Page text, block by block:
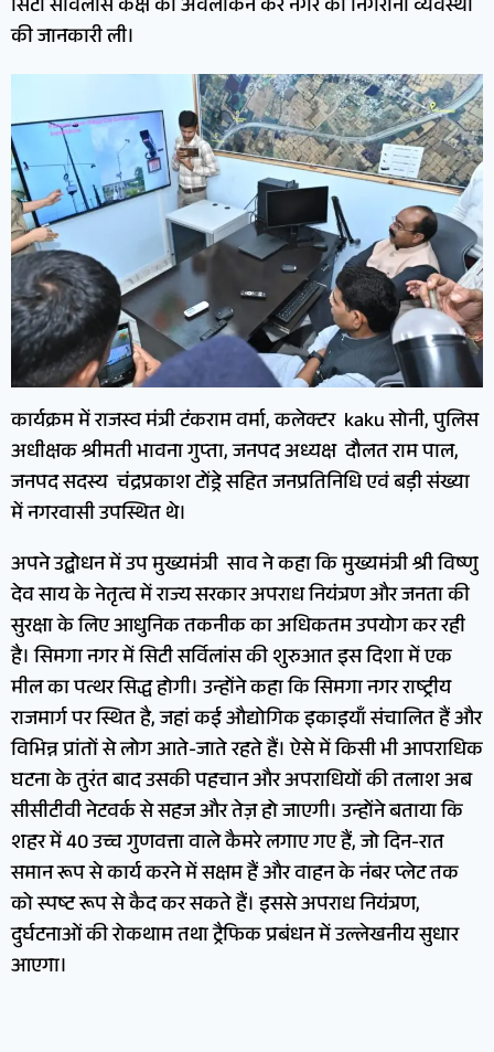
सिटी सर्विलांस कक्ष का अवलोकन कर नगर की निगरानी व्यवस्था
की जानकारी ली।
कार्यक्रम में राजस्व मंत्री टंकराम वर्मा, कलेक्टर kaku सोनी, पुलिस
अधीक्षक श्रीमती भावना गुप्ता, जनपद अध्यक्ष दौलत राम पाल,
जनपद सदस्य चंद्रप्रकाश टोंड्रे सहित जनप्रतिनिधि एवं बड़ी संख्या
में नगरवासी उपस्थित थे।
अपने उद्बोधन में उप मुख्यमंत्री साव ने कहा कि मुख्यमंत्री श्री विष्णु
देव साय के नेतृत्व में राज्य सरकार अपराध नियंत्रण और जनता की
सुरक्षा के लिए आधुनिक तकनीक का अधिकतम उपयोग कर रही
है। सिमगा नगर में सिटी सर्विलांस की शुरुआत इस दिशा में एक
मील का पत्थर सिद्ध होगी। उन्होंने कहा कि सिमगा नगर राष्ट्रीय
राजमार्ग पर स्थित है, जहां कई औद्योगिक इकाइयाँ संचालित हैं और
विभिन्न प्रांतों से लोग आते-जाते रहते हैं। ऐसे में किसी भी आपराधिक
घटना के तुरंत बाद उसकी पहचान और अपराधियों की तलाश अब
सीसीटीवी नेटवर्क से सहज और तेज़ हो जाएगी। उन्होंने बताया कि
शहर में 40 उच्च गुणवत्ता वाले कैमरे लगाए गए हैं, जो दिन-रात
समान रूप से कार्य करने में सक्षम हैं और वाहन के नंबर प्लेट तक
को स्पष्ट रूप से कैद कर सकते हैं। इससे अपराध नियंत्रण,
दुर्घटनाओं की रोकथाम तथा ट्रैफिक प्रबंधन में उल्लेखनीय सुधार
आएगा।